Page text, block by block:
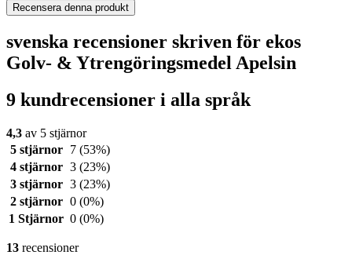
Recensera denna produkt
svenska recensioner skriven för ekos
Golv- & Ytrengöringsmedel Apelsin
9 kundrecensioner i alla språk
4,3 av 5 stjärnor
5 stjärnor
7 (53%)
4 stjärnor 3 (23%)
3 stjärnor 3 (23%)
2 stjärnor 0 (0%)
1 Stjärnor 0 (0%)
13 recensioner